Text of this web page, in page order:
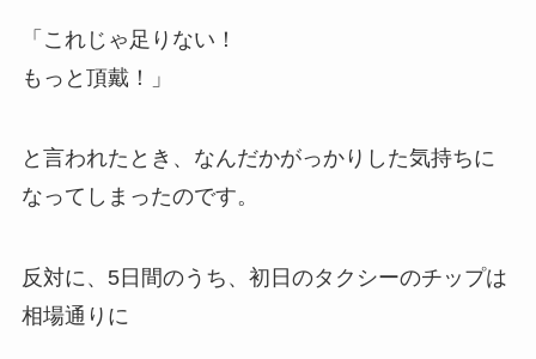
「これじゃ足りない！
もっと頂戴！」
と言われたとき、なんだかがっかりした気持ちに
なってしまったのです。
反対に、5日間のうち、初日のタクシーのチップは
相場通りに